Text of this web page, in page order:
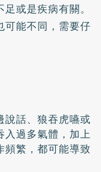
或是疾病有關。
可能不同，需要仔
說話、狼吞虎嚥或
入過多氣體，加上
頻繁，都可能導致